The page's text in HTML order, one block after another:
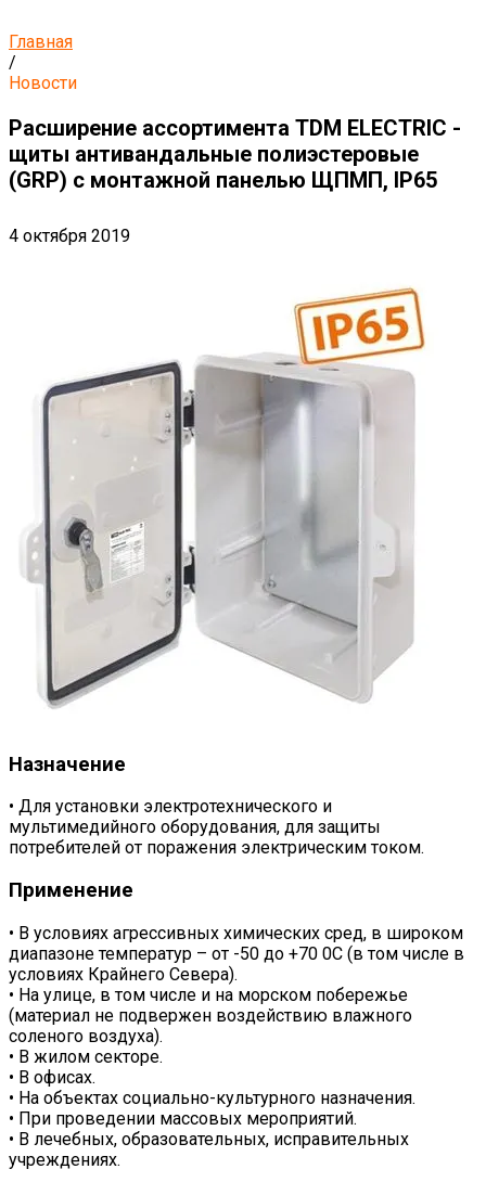
Главная
/
Новости
Расширение ассортимента TDM ELECTRIC -
щиты антивандальные полиэстеровые
(GRP) с монтажной панелью ЩПМП, IP65
4 октября 2019
Назначение
• Для установки электротехнического и
мультимедийного оборудования, для защиты
потребителей от поражения электрическим током.
Применение
• В условиях агрессивных химических сред, в широком
диапазоне температур – от -50 до +70 0С (в том числе в
условиях Крайнего Севера).
• На улице, в том числе и на морском побережье
(материал не подвержен воздействию влажного
соленого воздуха).
• В жилом секторе.
• В офисах.
• На объектах социально-культурного назначения.
• При проведении массовых мероприятий.
• В лечебных, образовательных, исправительных
учреждениях.